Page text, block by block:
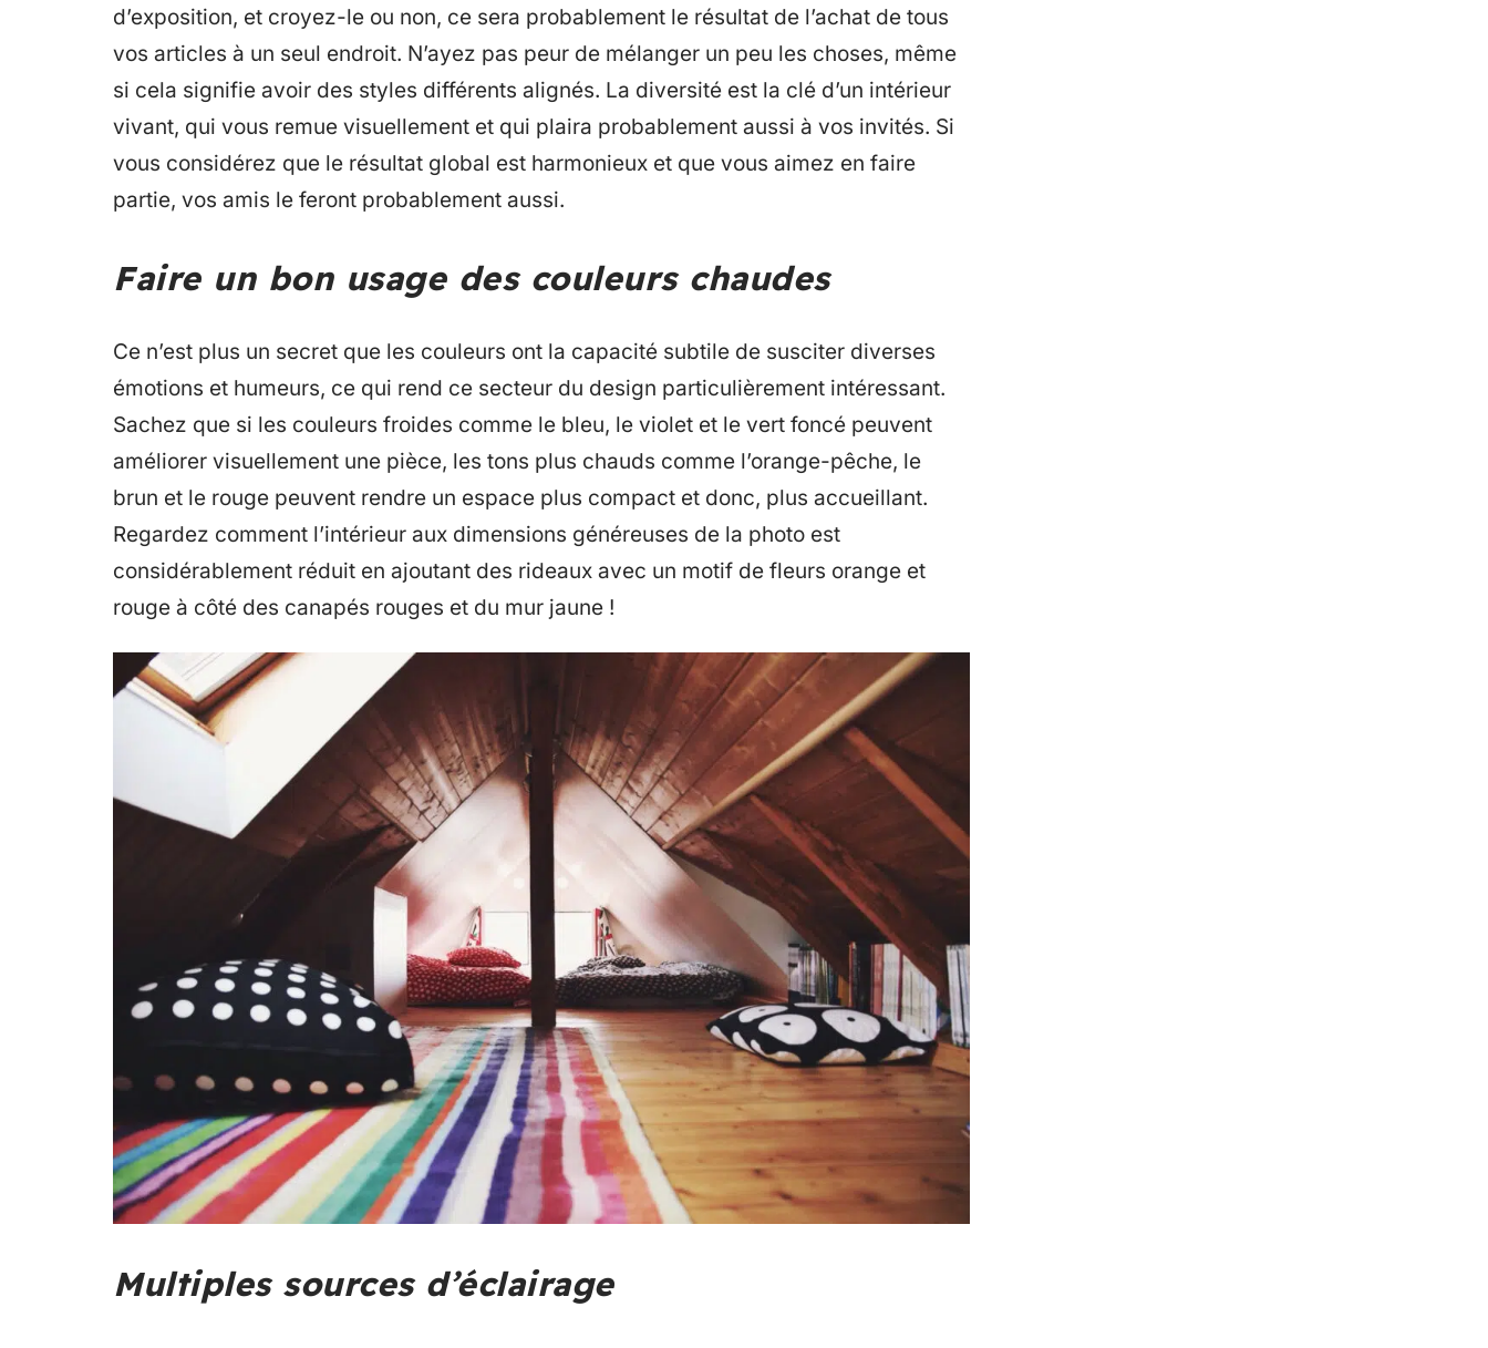
d’exposition, et croyez-le ou non, ce sera probablement le résultat de l’achat de tous
vos articles à un seul endroit. N’ayez pas peur de mélanger un peu les choses, même
si cela signifie avoir des styles différents alignés. La diversité est la clé d’un intérieur
vivant, qui vous remue visuellement et qui plaira probablement aussi à vos invités. Si
vous considérez que le résultat global est harmonieux et que vous aimez en faire
partie, vos amis le feront probablement aussi.
Faire un bon usage des couleurs chaudes
Ce n’est plus un secret que les couleurs ont la capacité subtile de susciter diverses
émotions et humeurs, ce qui rend ce secteur du design particulièrement intéressant.
Sachez que si les couleurs froides comme le bleu, le violet et le vert foncé peuvent
améliorer visuellement une pièce, les tons plus chauds comme l’orange-pêche, le
brun et le rouge peuvent rendre un espace plus compact et donc, plus accueillant.
Regardez comment l’intérieur aux dimensions généreuses de la photo est
considérablement réduit en ajoutant des rideaux avec un motif de fleurs orange et
rouge à côté des canapés rouges et du mur jaune !
Multiples sources d’éclairage